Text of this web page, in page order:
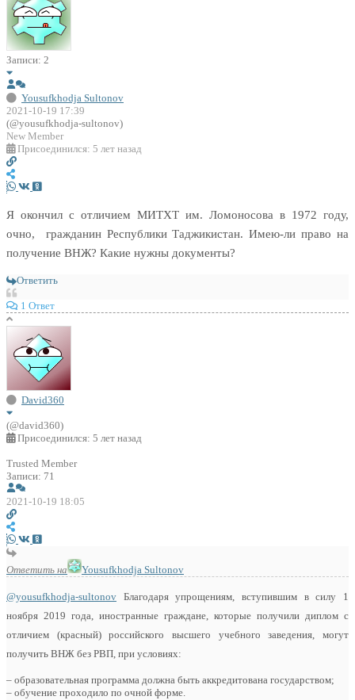
Записи: 2
Yousufkhodja Sultonov
2021-10-19 17:39
(@yousufkhodja-sultonov)
New Member
Присоединился: 5 лет назад
Я окончил с отличием МИТХТ им. Ломоносова в 1972 году,
очно, гражданин Республики Таджикистан. Имею-ли право на
получение ВНЖ? Какие нужны документы?
Ответить
1 Ответ
David360
(@david360)
Присоединился: 5 лет назад
Trusted Member
Записи: 71
2021-10-19 18:05
Ответить на Yousufkhodja Sultonov
@yousufkhodja-sultonov Благодаря упрощениям, вступившим в силу 1
ноября 2019 года, иностранные граждане, которые получили диплом с
отличием (красный) российского высшего учебного заведения, могут
получить ВНЖ без РВП, при условиях:
– образовательная программа должна быть аккредитована государством;
– обучение проходило по очной форме.